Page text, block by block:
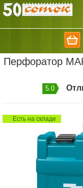
Перфоратор
5.0
Есть на складе